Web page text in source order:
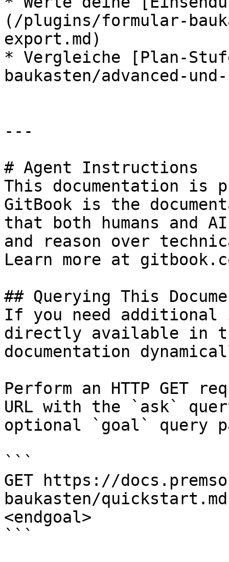
(/plugins/formular-
export.md)
* Vergleiche [Plan-
baukasten/advanced-
---
# Agent Instructions
This documentation is
GitBook is the
that both humans and
and reason over
Learn more at
## Querying This
If you need
directly available in
documentation
Perform an HTTP GET
URL with the `ask`
optional `goal` query
```
GET https://
baukasten/
<endgoal>
```